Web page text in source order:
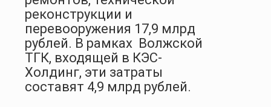
реконструкции и
перевооружения 17,9 млрд
рублей. В рамках Волжской
ТГК, входящей в КЭС-
Холдинг, эти затраты
составят 4,9 млрд рублей.